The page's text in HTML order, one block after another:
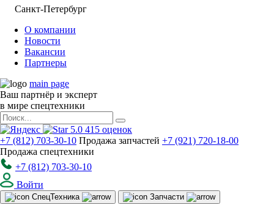
Санкт-Петербург
О компании
Новости
Вакансии
Партнеры
main page
Ваш партнёр и эксперт
в мире спецтехники
5.0 415 оценок
+7 (812) 703-30-10 Продажа запчастей +7 (921) 720-18-00
Продажа спецтехники
+7 (812) 703-30-10
Войти
СпецТехника Запчасти